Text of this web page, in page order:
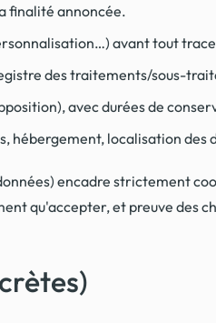
finalité annoncée.
avant tout
des traitements/sous-
avec durées de
hébergement, localisation des
encadre strictement
qu'accepter, et preuve des